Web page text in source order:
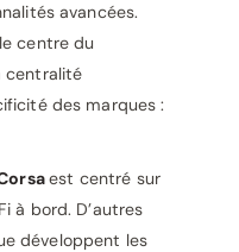
avancées.
centre du
centralité
des marques :
est centré sur
à bord. D’autres
développent les